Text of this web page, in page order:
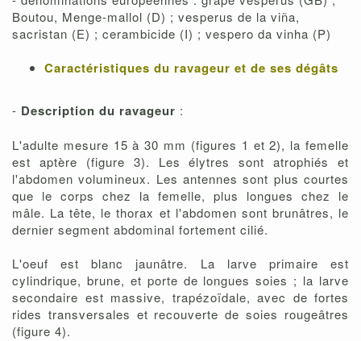
Boutou, Menge-mallol (D) ; vesperus de la viña,
sacristan (E) ; cerambicide (I) ; vespero da vinha (P)
Caractéristiques du ravageur et de ses dégâts
- Description du ravageur :
L'adulte mesure 15 à 30 mm (figures 1 et 2), la femelle
est aptère (figure 3). Les élytres sont atrophiés et
l'abdomen volumineux. Les antennes sont plus courtes
que le corps chez la femelle, plus longues chez le
mâle. La tête, le thorax et l'abdomen sont brunâtres, le
dernier segment abdominal fortement cilié.
L'oeuf est blanc jaunâtre. La larve primaire est
cylindrique, brune, et porte de longues soies ; la larve
secondaire est massive, trapézoïdale, avec de fortes
rides transversales et recouverte de soies rougeâtres
(figure 4).